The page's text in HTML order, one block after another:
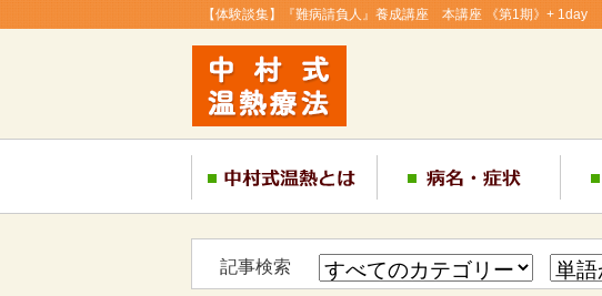
【体験談集】『難病請負人』養成講座 本講座 《第1期》+ 1day
記事検索